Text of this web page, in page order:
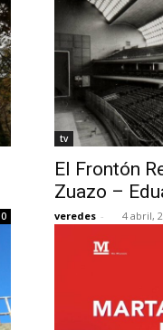
0
tv
El Frontón
Zuazo –
veredes - 4 abril,